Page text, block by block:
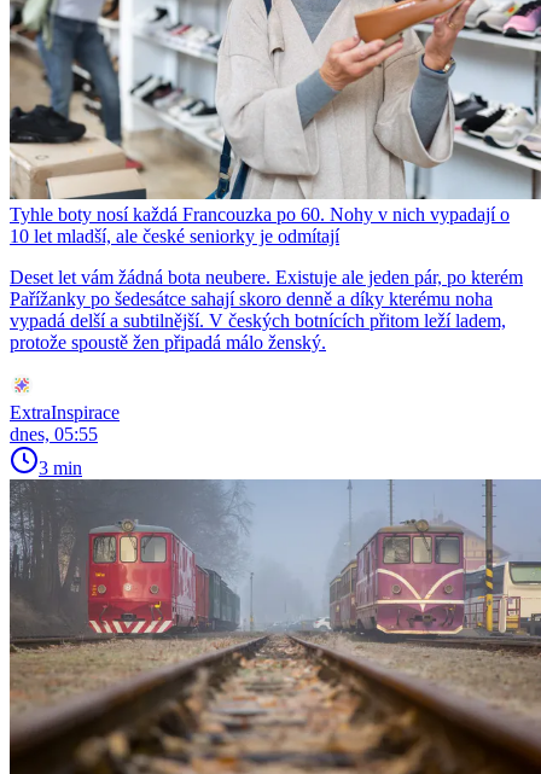
Tyhle boty nosí každá Francouzka po 60. Nohy v nich vypadají o
10 let mladší, ale české seniorky je odmítají
Deset let vám žádná bota neubere. Existuje ale jeden pár, po kterém
Pařížanky po šedesátce sahají skoro denně a díky kterému noha
vypadá delší a subtilnější. V českých botnících přitom leží ladem,
protože spoustě žen připadá málo ženský.
ExtraInspirace
dnes, 05:55
3 min